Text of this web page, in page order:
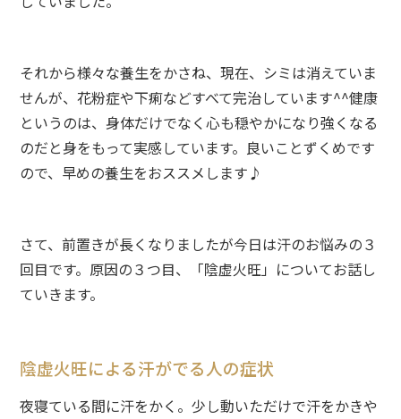
それから様々な養生をかさね、現在、シミは消えていま
せんが、花粉症や下痢などすべて完治しています^^健康
というのは、身体だけでなく心も穏やかになり強くなる
のだと身をもって実感しています。良いことずくめです
ので、早めの養生をおススメします♪
さて、前置きが長くなりましたが今日は汗のお悩みの３
回目です。原因の３つ目、「陰虚火旺」についてお話し
ていきます。
陰虚火旺による汗がでる人の症状
夜寝ている間に汗をかく。少し動いただけで汗をかきや